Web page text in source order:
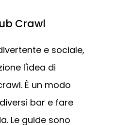
Crawl
e sociale,
l'idea di
È un modo
bar e fare
Le guide sono